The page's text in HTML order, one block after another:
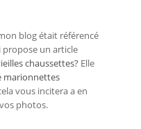
blog était référencé
propose un article
chaussettes? Elle
marionnettes
vous incitera a en
vos photos.